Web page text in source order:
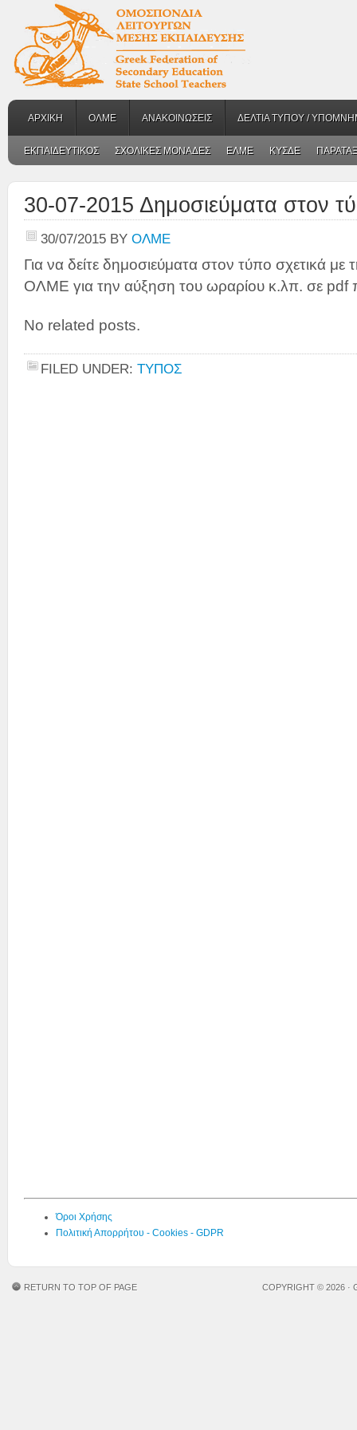
ΑΡΧΙΚΗ ΟΛΜΕ ΑΝΑΚΟΙΝΩΣΕΙΣ ΔΕΛΤΙΑ ΤΥΠΟΥ /
ΕΚΠΑΙΔΕΥΤΙΚΟΣ ΣΧΟΛΙΚΕΣ ΜΟΝΑΔΕΣ ΕΛΜΕ ΚΥΣΔΕ
30-07-2015 Δημοσιεύματα στον
30/07/2015 BY ΟΛΜΕ
Για να δείτε δημοσιεύματα στον τύπο σχετικά
ΟΛΜΕ για την αύξηση του ωραρίου κ.λπ. σε
No related posts.
FILED UNDER: ΤΥΠΟΣ
Όροι Χρήσης
Πολιτική Απορρήτου - Cookies - GDPR
RETURN TO TOP OF PAGE COPYRIGHT © 2026 ·